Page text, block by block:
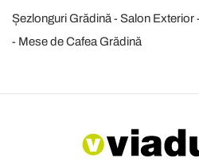
Șezlonguri Grădină Salon Exterior
Mese de Cafea Grădină